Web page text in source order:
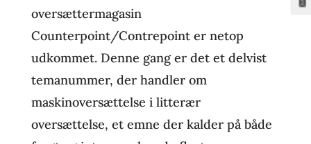
oversættermagasin
Counterpoint/Contrepoint er netop
udkommet. Denne gang er det et delvist
temanummer, der handler om
maskinoversættelse i litterær
oversættelse, et emne der kalder på både